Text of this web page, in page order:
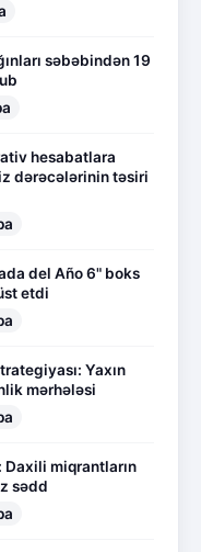
səbəbindən 19
hesabatlara
dərəcələrinin təsiri
del Año 6" boks
etdi
Yaxın
mərhələsi
Daxili miqrantların
sədd